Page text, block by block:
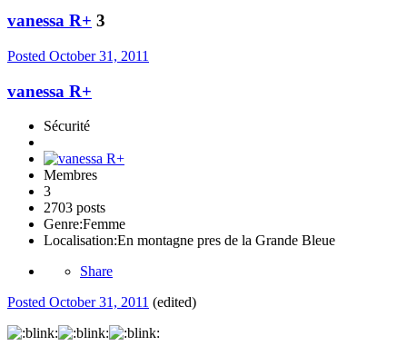
vanessa R+ 3
Posted October 31, 2011
vanessa R+
Sécurité
Membres
3
2703 posts
Genre:Femme
Localisation:En montagne pres de la Grande Bleue
Share
Posted October 31, 2011 (edited)